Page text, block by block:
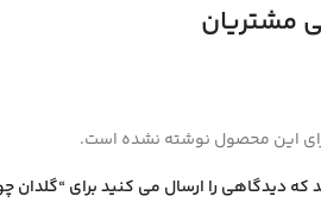
مشتریان
این محصول نوشته نشده است.
دیدگاهی را ارسال می کنید برای “گلدان چوبی